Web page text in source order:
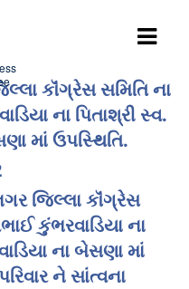
કૉંગ્રેસ સમિતિ ના
ના પિતાશ્રી સ્વ.
માં ઉપસ્થિતિ.
જિલ્લા કૉંગ્રેસ
કુંભરવાડિયા ના
ના બેસણા માં
ને સાંત્વના